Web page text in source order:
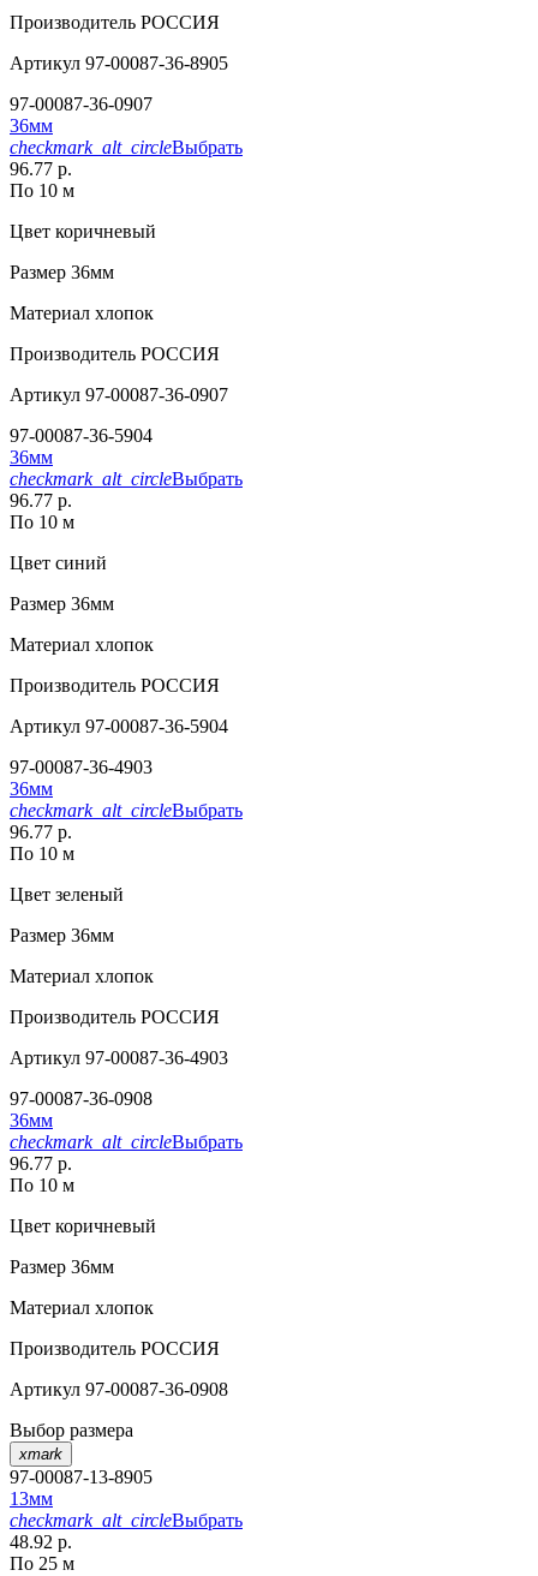
Производитель РОССИЯ
Артикул 97-00087-36-8905
97-00087-36-0907
36мм
checkmark_alt_circleВыбрать
96.77 р.
По 10 м
Цвет коричневый
Размер 36мм
Материал хлопок
Производитель РОССИЯ
Артикул 97-00087-36-0907
97-00087-36-5904
36мм
checkmark_alt_circleВыбрать
96.77 р.
По 10 м
Цвет синий
Размер 36мм
Материал хлопок
Производитель РОССИЯ
Артикул 97-00087-36-5904
97-00087-36-4903
36мм
checkmark_alt_circleВыбрать
96.77 р.
По 10 м
Цвет зеленый
Размер 36мм
Материал хлопок
Производитель РОССИЯ
Артикул 97-00087-36-4903
97-00087-36-0908
36мм
checkmark_alt_circleВыбрать
96.77 р.
По 10 м
Цвет коричневый
Размер 36мм
Материал хлопок
Производитель РОССИЯ
Артикул 97-00087-36-0908
Выбор размера
xmark
97-00087-13-8905
13мм
checkmark_alt_circleВыбрать
48.92 р.
По 25 м